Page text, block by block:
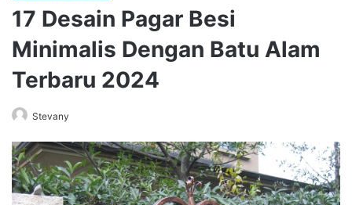
17 Desain Pagar Besi
Minimalis Dengan Batu Alam
Terbaru 2024
Stevany